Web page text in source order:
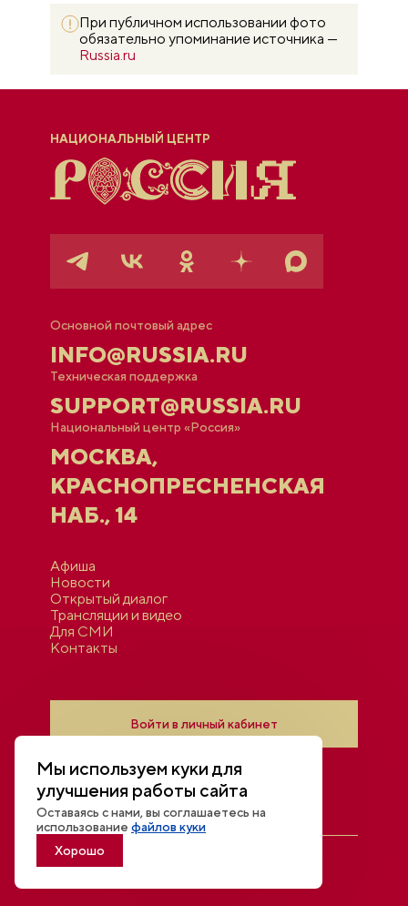
При публичном использовании фото
обязательно упоминание источника —
Russia.ru
НАЦИОНАЛЬНЫЙ ЦЕНТР
Основной почтовый адрес
INFO@RUSSIA.RU
Техническая поддержка
SUPPORT@RUSSIA.RU
Национальный центр «Россия»
МОСКВА,
КРАСНОПРЕСНЕНСКАЯ
НАБ., 14
Афиша
Новости
Открытый диалог
Трансляции и видео
Для СМИ
Контакты
Войти в личный кабинет
Национальный центр «Россия»
Политика конфиденциальности
Мы используем куки для
улучшения работы сайта
Оставаясь с нами, вы соглашаетесь на
использованиефайлов куки
Хорошо